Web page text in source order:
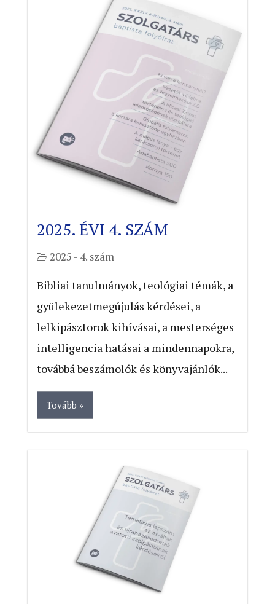
2025. ÉVI 4. SZÁM
2025 - 4. szám
Bibliai tanulmányok, teológiai témák, a
gyülekezetmegújulás kérdései, a
lelkipásztorok kihívásai, a mesterséges
intelligencia hatásai a mindennapokra,
továbbá beszámolók és könyvajánlók...
Tovább »